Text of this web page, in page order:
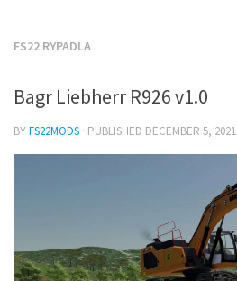
FS22 RYPADLA
Bagr Liebherr R926 v1.0
BYFS22MODS · PUBLISHED DECEMBER 5, 2021